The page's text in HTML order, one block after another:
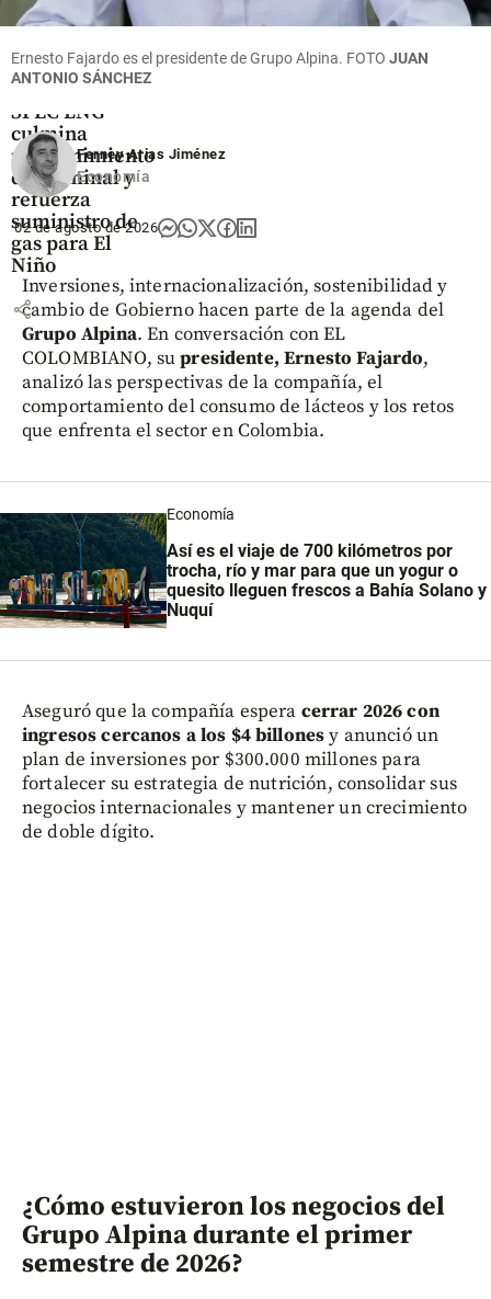
Economía
SPEC LNG
culmina
mantenimiento
de terminal y
refuerza
suministro de
gas para El
Niño
share
Ernesto Fajardo es el presidente de Grupo Alpina. FOTO JUAN
ANTONIO SÁNCHEZ
Ferney Arias Jiménez
Economía
02 de agosto de 2026
Inversiones, internacionalización, sostenibilidad y
cambio de Gobierno hacen parte de la agenda del
Grupo Alpina. En conversación con EL
COLOMBIANO, supresidente, Ernesto Fajardo,
analizó las perspectivas de la compañía, el
comportamiento del consumo de lácteos y los retos
que enfrenta el sector en Colombia.
Economía
Así es el viaje de 700 kilómetros por
trocha, río y mar para que un yogur o
quesito lleguen frescos a Bahía Solano y
Nuquí
Aseguró que la compañía espera cerrar 2026 con
ingresos cercanos a los $4 billonesy anunció un
plan de inversiones por $300.000 millones para
fortalecer su estrategia de nutrición, consolidar sus
negocios internacionales y mantener un crecimiento
de doble dígito.
¿Cómo estuvieron los negocios del
Grupo Alpina durante el primer
semestre de 2026?